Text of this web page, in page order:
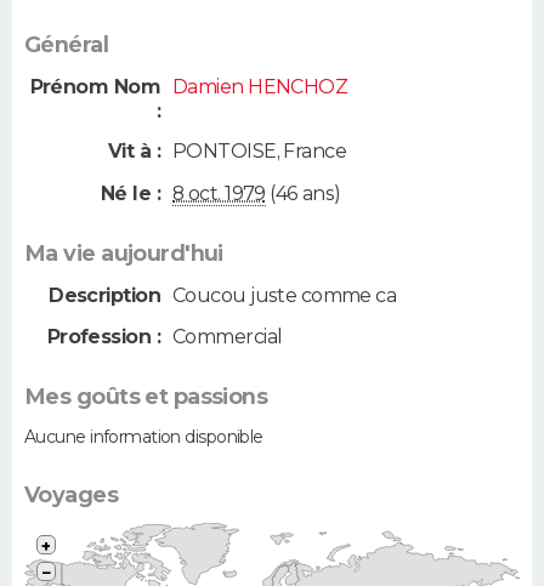
Général
Prénom Nom
:
Damien HENCHOZ
Vit à : PONTOISE, France
Né le : 8 oct. 1979 (46 ans)
Ma vie aujourd'hui
Description Coucou juste comme ca
Profession : Commercial
Mes goûts et passions
Aucune information disponible
Voyages
+
−